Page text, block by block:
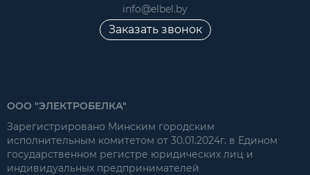
info@elbel.by
Заказать звонок
ООО "ЭЛЕКТРОБЕЛКА"
Зарегистрировано Минским городским
исполнительным комитетом от 30.01.2024г. в Едином
государственном регистре юридических лиц и
индивидуальных предпринимателей